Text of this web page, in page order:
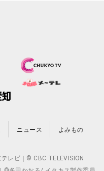
ニュース よみもの
レビ｜© CBC TELEVISION